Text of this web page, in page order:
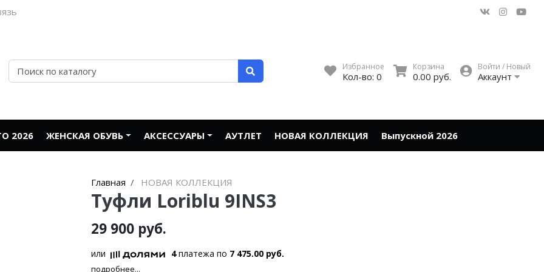
Избранное
Кол-во: 0
Корзина
0.00 руб.
Войти / Новый
Аккаунт
2026 ЖЕНСКАЯ ОБУВЬ АКСЕССУАРЫ АУТЛЕТ НОВАЯ КОЛЛЕКЦИЯ Выпускной 2026
Главная НОВАЯ КОЛЛЕКЦИЯ
Туфли Loriblu 9INS3
29 900 руб.
или 4платежа по 7 475.00 руб.
подробнее...